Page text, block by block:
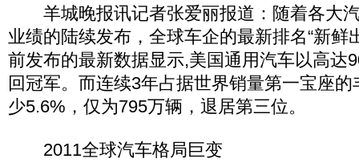
羊城晚报讯记者张爱丽报道：随着各大
业绩的陆续发布，全球车企的最新排名“新鲜
前发布的最新数据显示,美国通用汽车以高达
回冠军。而连续3年占据世界销量第一宝座
少5.6%，仅为795万辆，退居第三位。
2011全球汽车格局巨变